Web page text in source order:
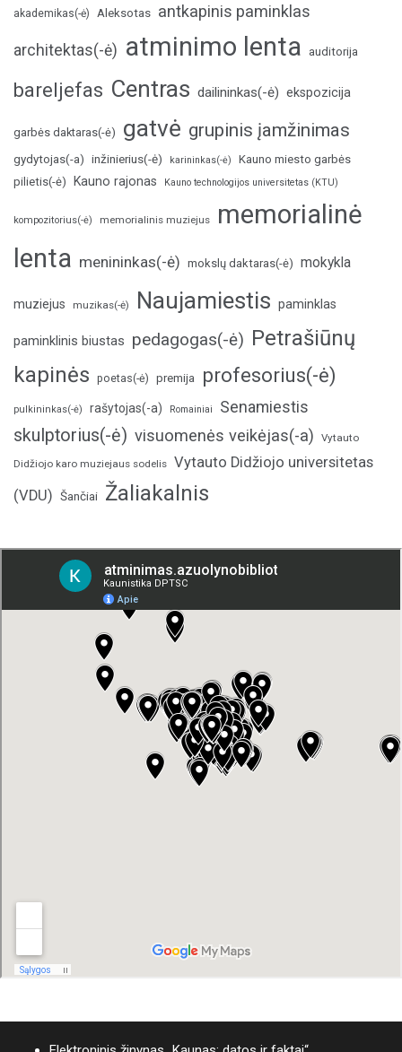
akademikas(-ė) Aleksotas antkapinis paminklas
architektas(-ė) atminimo lenta auditorija
bareljefas Centras dailininkas(-ė) ekspozicija
garbės daktaras(-ė) gatvė grupinis įamžinimas
gydytojas(-a) inžinierius(-ė) karininkas(-ė)
Kauno miesto garbės
pilietis(-ė)
Kauno rajonas Kauno technologijos universitetas (KTU)
kompozitorius(-ė) memorialinis muziejus
memorialinė
lenta menininkas(-ė) mokslų daktaras(-ė) mokykla
muziejus muzikas(-ė) Naujamiestis paminklas
paminklinis biustas pedagogas(-ė) Petrašiūnų
kapinės poetas(-ė) premija profesorius(-ė)
pulkininkas(-ė) rašytojas(-a) Romainiai Senamiestis
skulptorius(-ė) visuomenės veikėjas(-a) Vytauto
Didžiojo karo muziejaus sodelis Vytauto Didžiojo universitetas
(VDU) Šančiai Žaliakalnis